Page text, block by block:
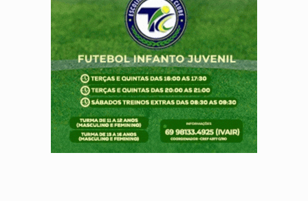
NO FLAGRA:'Churrasco' e comparsas do CV são presos com moto
URGENTE:Homem é baleado após apontar arma para
GRAVE:Homem é esfaqueado no peito durante briga
VÍDEO:Denarc e Receita Federal apreendem 12 kg de skunk e arma que
OPERAÇÃO DA PC:Membros do CV são presos com armas e drogas após
ENTRADA GRATUITA:Espetáculo As Marias Somos Nós será